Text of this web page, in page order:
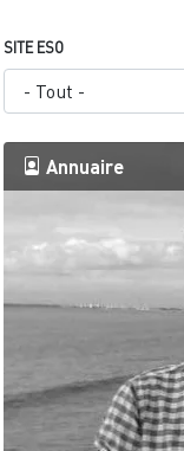
SITE ESO
Annuaire